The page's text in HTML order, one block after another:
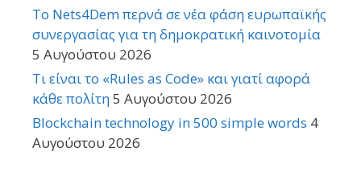
Το Nets4Dem περνά σε νέα φάση ευρωπαϊκής
συνεργασίας για τη δημοκρατική καινοτομία
5 Αυγούστου 2026
Τι είναι το «Rules as Code» και γιατί αφορά
κάθε πολίτη5 Αυγούστου 2026
Blockchain technology in 500 simple words 4
Αυγούστου 2026